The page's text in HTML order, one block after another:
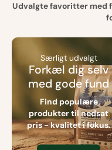
Udvalgte favoritter med
Særligt udvalgt
Forkæl dig selv
med gode fund
Find populære
produkter til nedsat
pris - kvalitet i fokus.